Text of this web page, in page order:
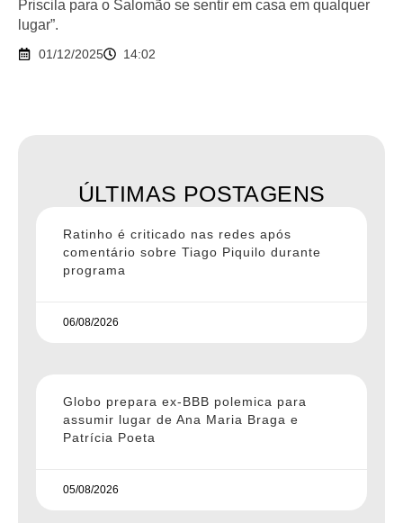
Priscila para o Salomão se sentir em casa em qualquer
lugar”.
01/12/2025 14:02
ÚLTIMAS POSTAGENS
Ratinho é criticado nas redes após
comentário sobre Tiago Piquilo durante
programa
06/08/2026
Globo prepara ex-BBB polemica para
assumir lugar de Ana Maria Braga e
Patrícia Poeta
05/08/2026